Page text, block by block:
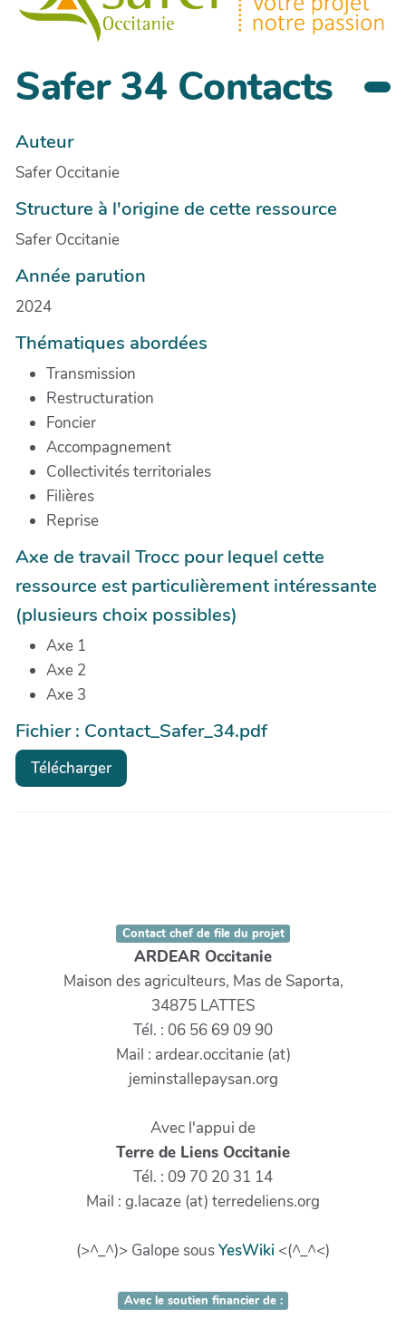
Safer 34 Contacts
Auteur
Safer Occitanie
Structure à l'origine de cette ressource
Safer Occitanie
Année parution
2024
Thématiques abordées
Transmission
Restructuration
Foncier
Accompagnement
Collectivités territoriales
Filières
Reprise
Axe de travail Trocc pour lequel cette
ressource est particulièrement intéressante
(plusieurs choix possibles)
Axe 1
Axe 2
Axe 3
Fichier : Contact_Safer_34.pdf
Télécharger
Contact chef de file du projet
ARDEAR Occitanie
Maison des agriculteurs, Mas de Saporta,
34875 LATTES
Tél. : 06 56 69 09 90
Mail : ardear.occitanie (at)
jeminstallepaysan.org
Avec l'appui de
Terre de Liens Occitanie
Tél. : 09 70 20 31 14
Mail : g.lacaze (at) terredeliens.org
(>^_^)> Galope sousYesWiki <(^_^<)
Avec le soutien financier de :